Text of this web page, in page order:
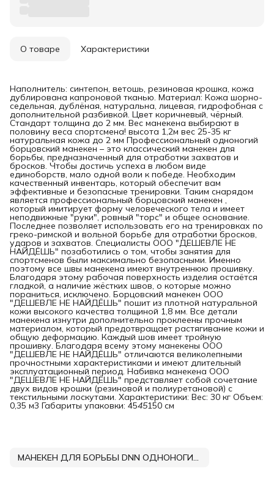
О товаре Характеристики
Наполнитель: синтепон, ветошь, резиновая крошка, кожа
дублирована капроновой тканью. Материал: Кожа шорно-
седельная, дублёная, натуральна, лицевая, гидрофобная с
дополнительной разбивкой. Цвет коричневый, чёрный.
Стандарт толщина до 2 мм. Вес манекена выбирают в
половину веса спортсмена! высота 1,2м вес 25-35 кг
натуральная кожа до 2 мм Профессиональный одноногий
борцовский манекен – это классический манекен для
борьбы, предназначенный для отработки захватов и
бросков. Чтобы достичь успеха в любом виде
единоборств, мало одной воли к победе. Необходим
качественный инвентарь, который обеспечит вам
эффективные и безопасные тренировки. Таким снарядом
является профессиональный борцовский манекен ,
который имитирует форму человеческого тела и имеет
неподвижные "руки", ровный "торс" и общее основание.
Последнее позволяет использовать его на тренировках по
греко-римской и вольной борьбе для отработки бросков,
ударов и захватов. Специалисты ООО "ДЕШЕВЛЕ НЕ
НАЙДЁШЬ" позаботились о том, чтобы занятия для
спортсменов были максимально безопасными. Именно
поэтому все швы манекена имеют внутреннюю прошивку.
Благодаря этому рабочая поверхность изделия остаётся
гладкой, а наличие жёстких швов, о которые можно
пораниться, исключено. Борцовский манекен ООО
"ДЕШЕВЛЕ НЕ НАЙДЁШЬ" пошит из плотной натуральной
кожи высокого качества толщиной 1,8 мм. Все детали
манекена изнутри дополнительно проклеены прочным
материалом, который предотвращает растягивание кожи и
общую деформацию. Каждый шов имеет тройную
прошивку. Благодаря всему этому манекены ООО
"ДЕШЕВЛЕ НЕ НАЙДЁШЬ" отличаются великолепными
прочностными характеристиками и имеют длительный
эксплуатационный период. Набивка манекена ООО
"ДЕШЕВЛЕ НЕ НАЙДЁШЬ" представляет собой сочетание
двух видов крошки (резиновой и полиуретановой) с
текстильными лоскутами. Характеристики: Вес: 30 кг Объем:
0,35 м3 Габариты упаковки: 4545150 см
МАНЕКЕН ДЛЯ БОРЬБЫ DNN ОДНОНОГИЙ КОЖА